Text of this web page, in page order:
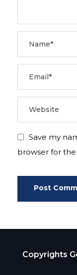
Save my
browser for
Copyrights